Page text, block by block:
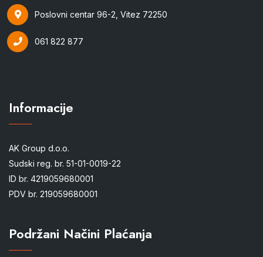
Poslovni centar 96-2, Vitez 72250
061 822 877
Informacije
AK Group d.o.o.
Sudski reg. br. 51-01-0019-22
ID br. 4219059680001
PDV br. 219059680001
Podržani Načini Plaćanja